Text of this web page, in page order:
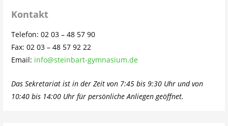
Kontakt
Telefon: 02 03 – 48 57 90
Fax: 02 03 – 48 57 92 22
Email: info@steinbart-gymnasium.de
Das Sekretariat ist in der Zeit von 7:45 bis 9:30 Uhr und von
10:40 bis 14:00 Uhr für persönliche Anliegen geöffnet.